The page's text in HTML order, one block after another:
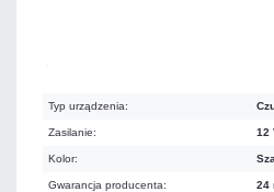
Typ urządzenia:
Zasilanie: 12
Kolor:
Gwarancja producenta: 24